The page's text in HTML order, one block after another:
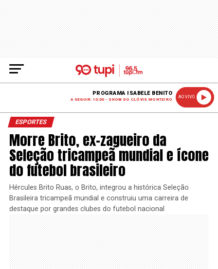
PROGRAMA ISABELE BENITO
A SEGUIR: 10:00 - SHOW DO CLÓVIS MONTEIRO
AO VIVO
ESPORTES
Morre Brito, ex-zagueiro da
Seleção tricampeã mundial e ícone
do futebol brasileiro
Hércules Brito Ruas, o Brito, integrou a histórica Seleção
Brasileira tricampeã mundial e construiu uma carreira de
destaque por grandes clubes do futebol nacional